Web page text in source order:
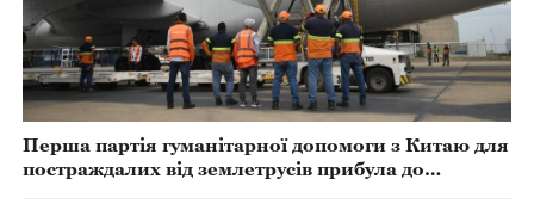
Перша партія гуманітарної допомоги з Китаю для
постраждалих від землетрусів прибула до